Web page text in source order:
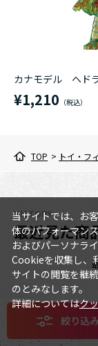
絞り込
カナモデル ヘド
¥1,210
TOP > トイ・フ
HISTORY
最近見た商
当サイトでは、お
体のパフォーマン
およびパーソナラ
Cookieを収集し、
サイトの閲覧を継
のとみなします。
詳細についてはク